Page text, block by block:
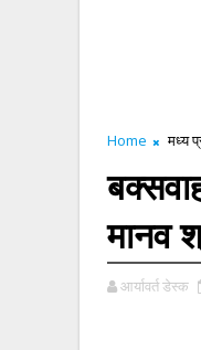
Home मध्य
मानव
आर्यावर्त डेस्क